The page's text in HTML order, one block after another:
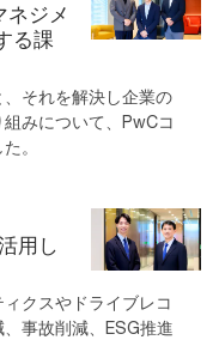
ネジメ
る課
それを解決し企業の
みについて、PwCコ
。
用し
クスやドライブレコ
事故削減、ESG推進